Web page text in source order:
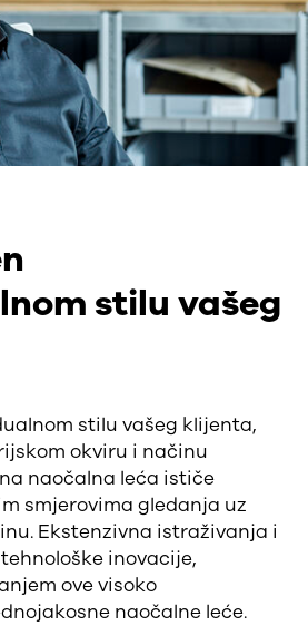
stilu vašeg
stilu vašeg klijenta,
okviru i načinu
naočalna leća ističe
smjerovima gledanja uz
Ekstenzivna istraživanja i
inovacije,
ove visoko
naočalne leće.